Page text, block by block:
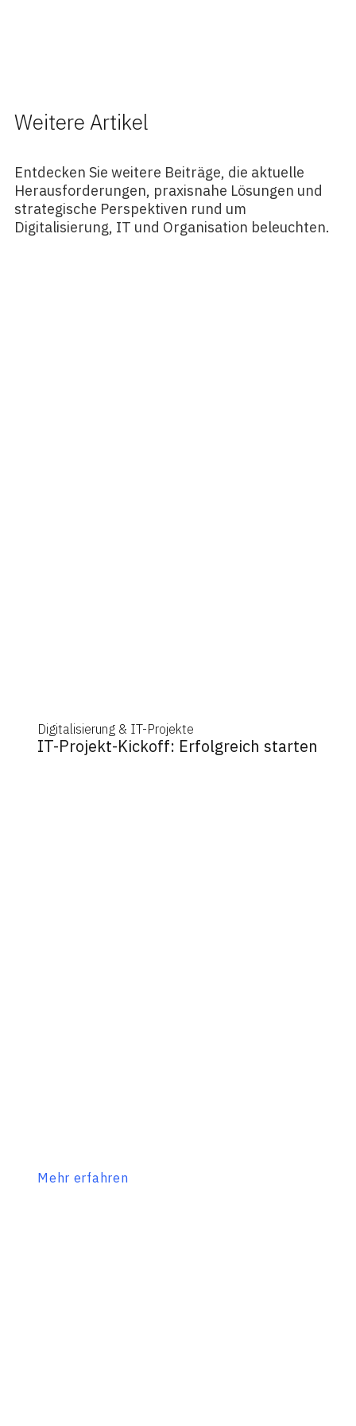
Weitere Artikel
Entdecken Sie weitere Beiträge, die aktuelle
Herausforderungen, praxisnahe Lösungen und
strategische Perspektiven rund um
Digitalisierung, IT und Organisation beleuchten.
Digitalisierung & IT-Projekte
IT-Projekt-Kickoff: Erfolgreich starten
Mehr erfahren